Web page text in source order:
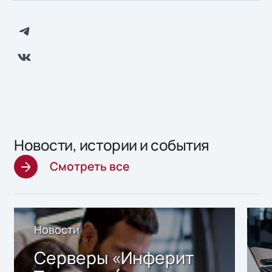
Новости, истории и события
Смотреть все
Новости
Серверы «Инферит